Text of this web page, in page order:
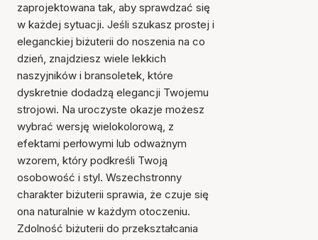
zaprojektowana tak, aby sprawdzać się
w każdej sytuacji. Jeśli szukasz prostej i
eleganckiej biżuterii do noszenia na co
dzień, znajdziesz wiele lekkich
naszyjników i bransoletek, które
dyskretnie dodadzą elegancji Twojemu
strojowi. Na uroczyste okazje możesz
wybrać wersję wielokolorową, z
efektami perłowymi lub odważnym
wzorem, który podkreśli Twoją
osobowość i styl. Wszechstronny
charakter biżuterii sprawia, że czuje się
ona naturalnie w każdym otoczeniu.
Zdolność biżuterii do przekształcania